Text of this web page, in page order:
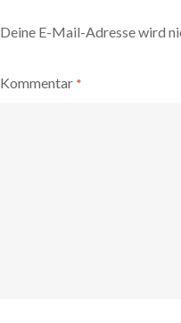
Deine E-Mail-Adresse wird
Kommentar *